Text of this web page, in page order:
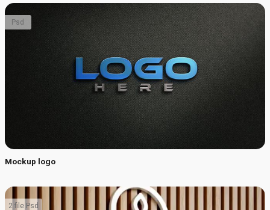
Mockup logo
Psd
2 file Psd